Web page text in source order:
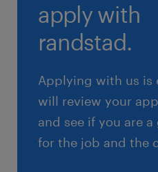
ネスチーム、ソリュー
タマーサクセスチーム
た顧客成功を実現しま
ら、ご応募をお待ちして
Hybrid#LI-KN
求められる経験
apply with
randstad.
Applying with us is
will review your
and see if you are
for the job and the